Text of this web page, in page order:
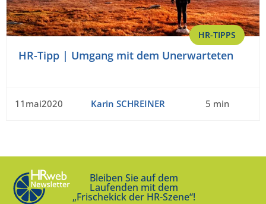
HR-TIPPS
HR-Tipp | Umgang mit dem Unerwarteten
11mai2020 Karin SCHREINER 5 min
Bleiben Sie auf dem
Laufenden mit dem
„Frischekick der HR-Szene“!